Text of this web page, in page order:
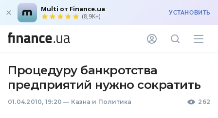
Multi от Finance.ua
(8,9K+) УСТАНОВИТЬ
Процедуру банкротства
предприятий нужно сократить
01.04.2010, 19:20 — Казна и Политика 262